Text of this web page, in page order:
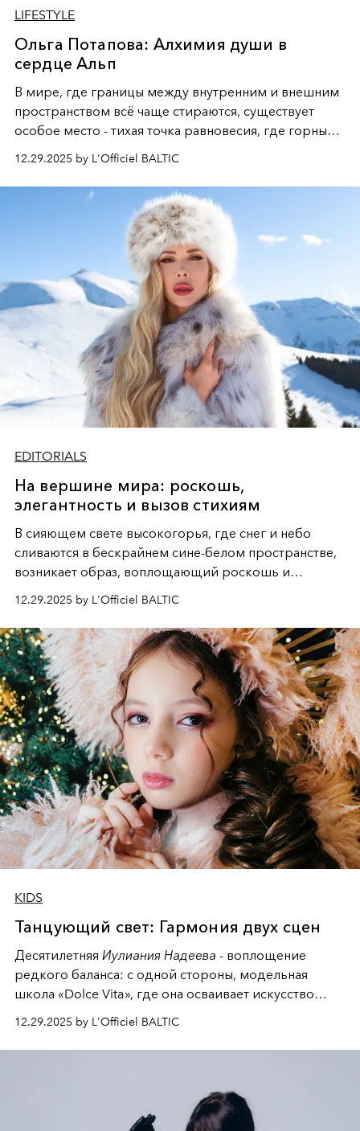
LIFESTYLE
Ольга Потапова: Алхимия души в
сердце Альп
В мире, где границы между внутренним и внешним
пространством всё чаще стираются, существует
особое место - тихая точка равновесия, где горные
глубинами человеческой души. Здесь, на стыке
вечного льда и вечных вопросов, живёт и творит
Ольга Потапова - женщина, чей путь от поиска
истины превратился в искусство превращения
человеческих кризисов в возможности для
возрождения.
12.29.2025 by L'Officiel BALTIC
EDITORIALS
На вершине мира: роскошь,
элегантность и вызов стихиям
В сияющем свете высокогорья, где снег и небо
сливаются в бескрайнем сине-белом пространстве,
возникает образ, воплощающий роскошь и
в пышную белизну меха, то в огненный силуэт на
лыжах, становится центром этой снежной симфонии,
где каждая деталь - от шапки до лыжных палок -
подчеркивает безупречный вкус и хладнокровную
элегантность, визуализируя поэму о женственности,
которая не боится вызова стихий и диктует свои
правила даже на вершине мира.
12.29.2025 by L'Officiel BALTIC
KIDS
Танцующий свет: Гармония двух сцен
Десятилетняя Иулиания Надеева - воплощение
редкого баланса: с одной стороны, модельная
школа «Dolce Vita», где она осваивает искусство
балетная студия при хореографическом училище,
куда она приходит с четырехлетним стажем
12.29.2025 by L'Officiel BALTIC